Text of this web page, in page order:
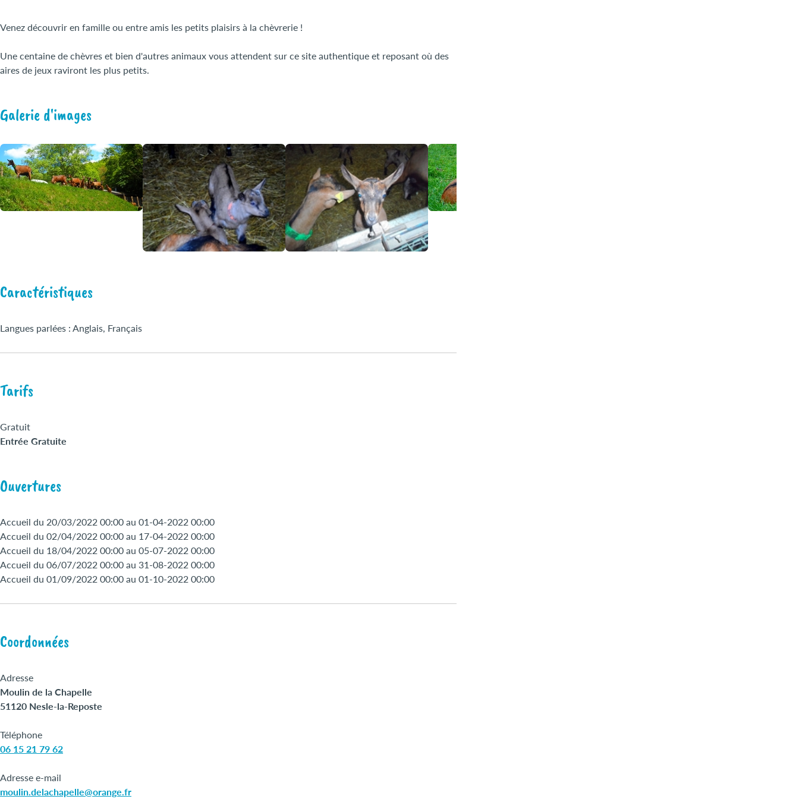
Venez découvrir en famille ou entre amis les petits plaisirs à la chèvrerie !
Une centaine de chèvres et bien d'autres animaux vous attendent sur ce site authentique et reposant où des
aires de jeux raviront les plus petits.
Galerie d'images
Caractéristiques
Langues parlées : Anglais, Français
Tarifs
Gratuit
Entrée Gratuite
Ouvertures
Accueil du 20/03/2022 00:00 au 01-04-2022 00:00
Accueil du 02/04/2022 00:00 au 17-04-2022 00:00
Accueil du 18/04/2022 00:00 au 05-07-2022 00:00
Accueil du 06/07/2022 00:00 au 31-08-2022 00:00
Accueil du 01/09/2022 00:00 au 01-10-2022 00:00
Coordonnées
Adresse
Moulin de la Chapelle
51120 Nesle-la-Reposte
Téléphone
06 15 21 79 62
Adresse e-mail
moulin.delachapelle@orange.fr